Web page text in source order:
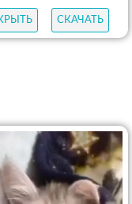
СКАЧАТЬ